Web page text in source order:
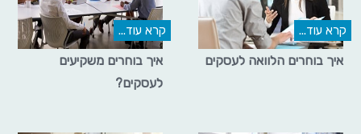
קרא עוד...
איך בוחרים הלוואה לעסקים
קרא עוד...
איך בוחרים משקיעים
לעסקים?